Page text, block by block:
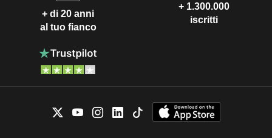
+ di 20 anni
al tuo fianco
+ 1.300.000
iscritti